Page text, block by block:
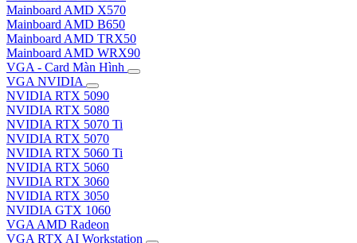
Mainboard AMD X570
Mainboard AMD B650
Mainboard AMD TRX50
Mainboard AMD WRX90
VGA - Card Màn Hình
VGA NVIDIA
NVIDIA RTX 5090
NVIDIA RTX 5080
NVIDIA RTX 5070 Ti
NVIDIA RTX 5070
NVIDIA RTX 5060 Ti
NVIDIA RTX 5060
NVIDIA RTX 3060
NVIDIA RTX 3050
NVIDIA GTX 1060
VGA AMD Radeon
VGA RTX AI Workstation